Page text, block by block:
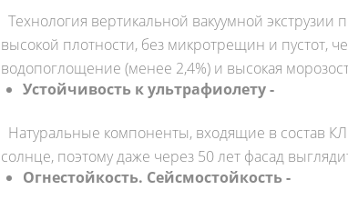
Технология вертикальной вакуумной экструзии
высокой плотности, без микротрещин и пустот,
водопоглощение (менее 2,4%) и высокая
Устойчивость к ультрафиолету -
Натуральные компоненты, входящие в состав
солнце, поэтому даже через 50 лет фасад
Огнестойкость. Сейсмостойкость -